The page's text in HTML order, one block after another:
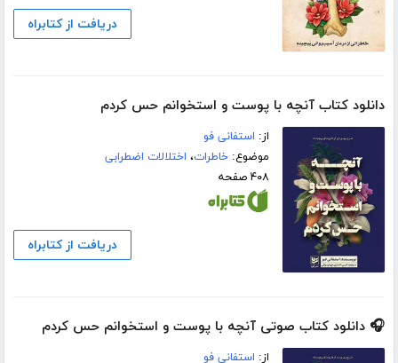
دریافت از کتابراه
دانلود کتاب آنچه با پوست و استخوانم حس کردم
از: استفانی فو
موضوع:خاطرات، اختلالات اضطرابی
۴۰۸ صفحه
دریافت از کتابراه
🎧 دانلود کتاب صوتی آنچه با پوست و استخوانم حس کردم
از: استفانی فو